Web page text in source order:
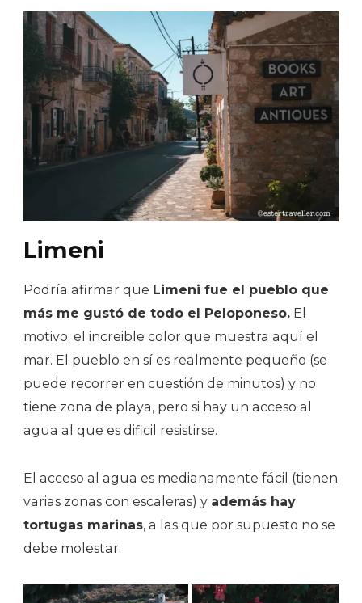
Limeni
Podría afirmar que Limeni fue el pueblo que
más me gustó de todo el Peloponeso. El
motivo: el increible color que muestra aquí el
mar. El pueblo en sí es realmente pequeño (se
puede recorrer en cuestión de minutos) y no
tiene zona de playa, pero si hay un acceso al
agua al que es dificil resistirse.
El acceso al agua es medianamente fácil (tienen
varias zonas con escaleras) y además hay
tortugas marinas, a las que por supuesto no se
debe molestar.